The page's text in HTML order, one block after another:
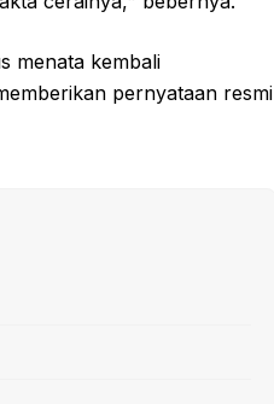
menata kembali
pernyataan resmi